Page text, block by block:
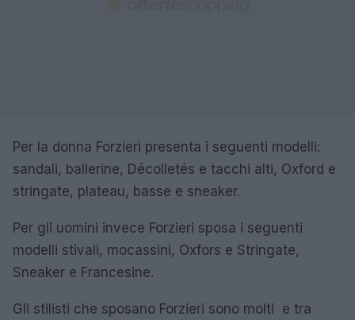
Per la donna Forzieri presenta i seguenti modelli:
sandali, ballerine, Décolletés e tacchi alti, Oxford e
stringate, plateau, basse e sneaker.
Per gli uomini invece Forzieri sposa i seguenti
modelli stivali, mocassini, Oxfors e Stringate,
Sneaker e Francesine.
Gli stilisti che sposano Forzieri sono molti e tra